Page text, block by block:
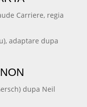
Carriere, regia
adaptare dupa
dupa Neil